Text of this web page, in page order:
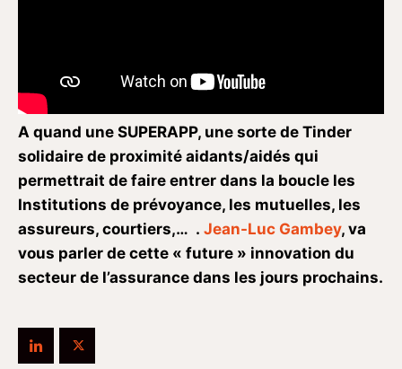
A quand une SUPERAPP, une sorte de Tinder
solidaire de proximité aidants/aidés qui
permettrait de faire entrer dans la boucle les
Institutions de prévoyance, les mutuelles, les
assureurs, courtiers,… . Jean-Luc Gambey, va
vous parler de cette « future » innovation du
secteur de l’assurance dans les jours prochains.